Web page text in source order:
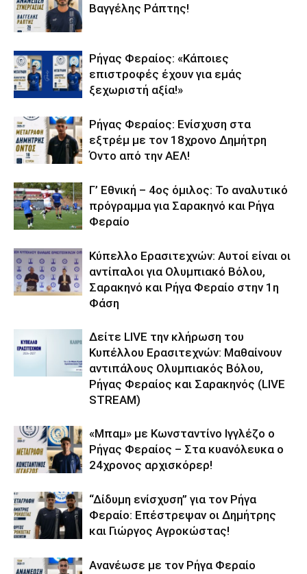
Βαγγέλης Ράπτης!
Ρήγας Φεραίος: «Κάποιες
επιστροφές έχουν για εμάς
ξεχωριστή αξία!»
Ρήγας Φεραίος: Ενίσχυση στα
εξτρέμ με τον 18χρονο Δημήτρη
Όντο από την ΑΕΛ!
Γ’ Εθνική – 4ος όμιλος: Το αναλυτικό
πρόγραμμα για Σαρακηνό και Ρήγα
Φεραίο
Κύπελλο Ερασιτεχνών: Αυτοί είναι οι
αντίπαλοι για Ολυμπιακό Βόλου,
Σαρακηνό και Ρήγα Φεραίο στην 1η
Φάση
Δείτε LIVE την κλήρωση του
Κυπέλλου Ερασιτεχνών: Μαθαίνουν
αντιπάλους Ολυμπιακός Βόλου,
Ρήγας Φεραίος και Σαρακηνός (LIVE
STREAM)
«Μπαμ» με Κωνσταντίνο Ιγγλέζο ο
Ρήγας Φεραίος – Στα κυανόλευκα ο
24χρονος αρχισκόρερ!
“Δίδυμη ενίσχυση” για τον Ρήγα
Φεραίο: Επέστρεψαν οι Δημήτρης
και Γιώργος Αγροκώστας!
Ανανέωσε με τον Ρήγα Φεραίο